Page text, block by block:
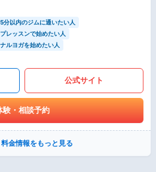
分以内のジムに通いたい人
レッスンで始めたい人
ルヨガを始めたい人
公式サイト
験・相談予約
金情報をもっと見る